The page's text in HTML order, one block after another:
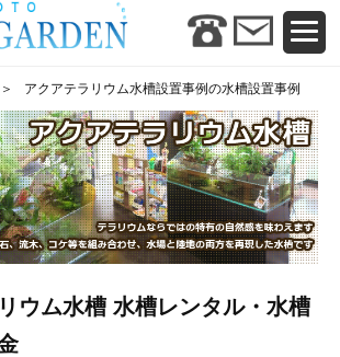
アクアテラリウム水槽設置事例の水槽設置事例
ウム水槽 水槽レンタル・水槽